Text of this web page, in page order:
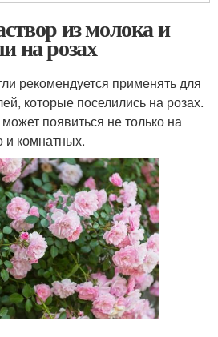
из молока и
на розах
рекомендуется применять для
которые поселились на розах.
появиться не только на
и комнатных.